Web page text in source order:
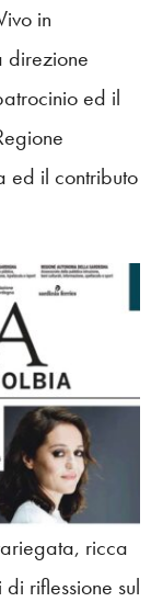
in
direzione
ed il
ed il contributo
ricca
riflessione sul